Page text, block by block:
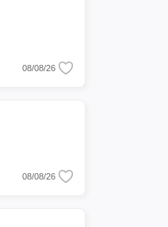
08/08/26
08/08/26